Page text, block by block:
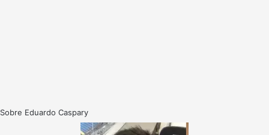
Sobre Eduardo Caspary